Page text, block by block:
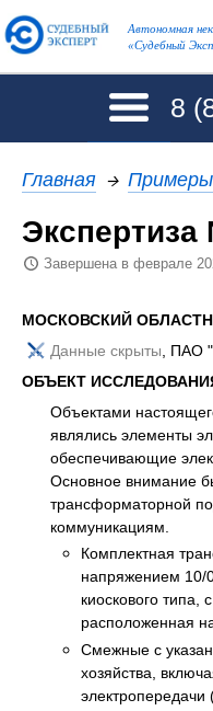
Автономная
«Судебный
8
Главная →
Завершена в феврале
МОСКОВСКИЙ
Данные скрыты , ПАО
ОБЪЕКТ
Объектами
являлись элементы
обеспечивающие
Основное внимание
трансформаторной
коммуникациям.
Комплектная
напряжением 10/
киоскового типа,
расположенная
Смежные с
хозяйства,
электропередачи